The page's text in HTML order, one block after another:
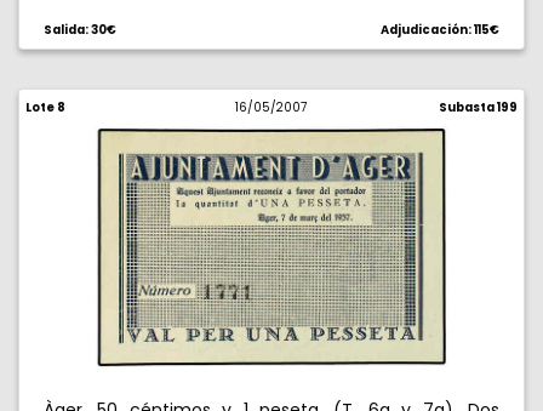
Salida: 30€ Adjudicación: 115€
Lote 8 16/05/2007 Subasta 199